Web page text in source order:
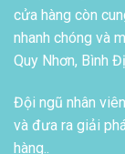
cửa hàng còn
nhanh chóng và
Quy Nhơn, Bình
Đội ngũ nhân
và đưa ra giải
hàng..